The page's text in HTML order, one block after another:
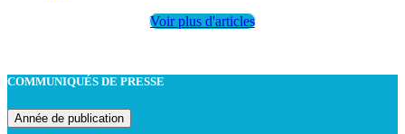
Voir plus d'articles
COMMUNIQUÉS DE PRESSE
Année de publication